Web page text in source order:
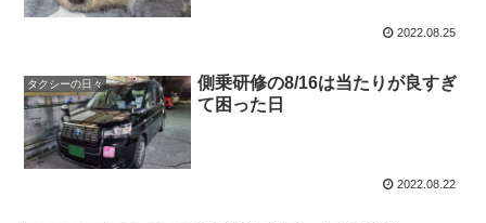
2022.08.25
タクシーの日々
側乗研修の8/16は当たりが良すぎ
て困った日
2022.08.22